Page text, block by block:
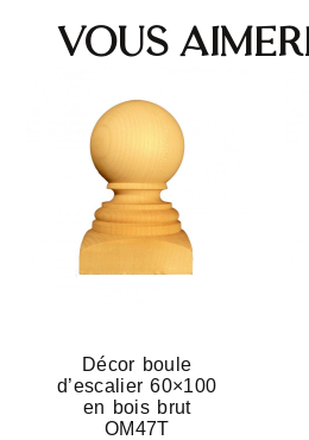
Vous
Décor boule
d’escalier 60×100
en bois brut
OM47T